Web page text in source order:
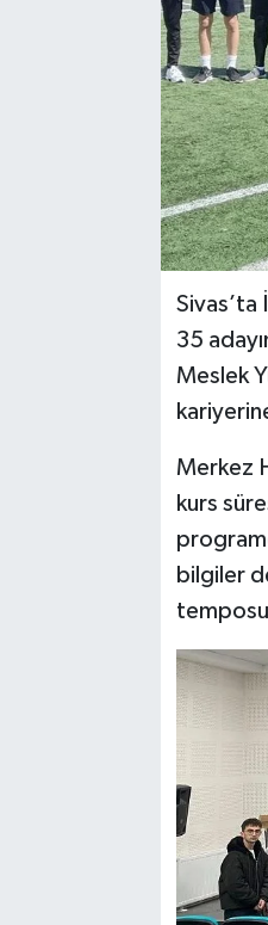
Sivas’ta
35
Meslek
Merkez
kurs
bilgiler